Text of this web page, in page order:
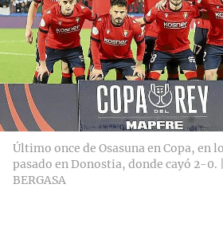
Último once de Osasuna en Copa, en
pasado en Donostia, donde cayó 2-0. |
BERGASA